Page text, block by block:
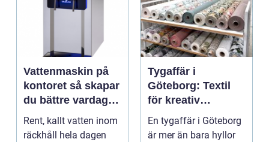
Vattenmaskin på
kontoret så skapar
du bättre vardag
med friskt vatten
Rent, kallt vatten inom
räckhåll hela dagen
Tygaffär i
Göteborg: Textil
för kreativ
inredning och
hållbara projekt
En tygaffär i Göteborg
är mer än bara hyllor